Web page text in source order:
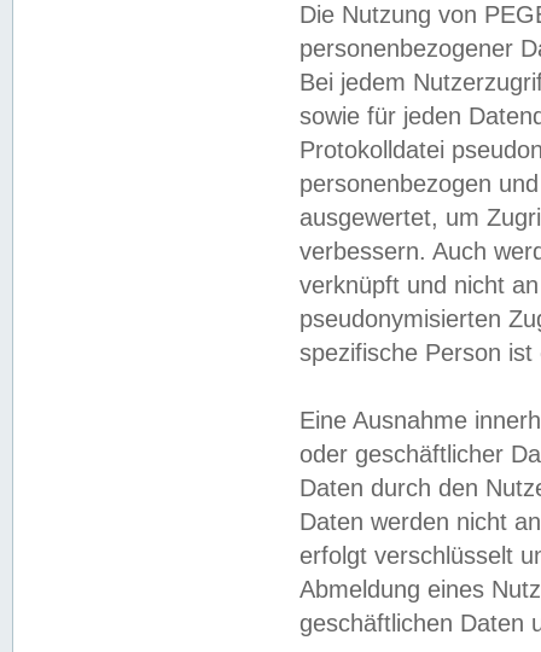
Die Nutzung von
personenbezogener
Bei jedem
sowie für jeden
Protokolldatei
personenbezogen
ausgewertet, um
verbessern. Auch
verknüpft und nicht
pseudonymisierten
spezifische Person
Eine Ausnahme
oder geschäftlicher
Daten durch den
Daten werden nicht
erfolgt verschlüsselt
Abmeldung eines
geschäftlichen Daten